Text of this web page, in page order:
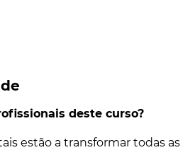
deste curso?
estão a transformar todas as